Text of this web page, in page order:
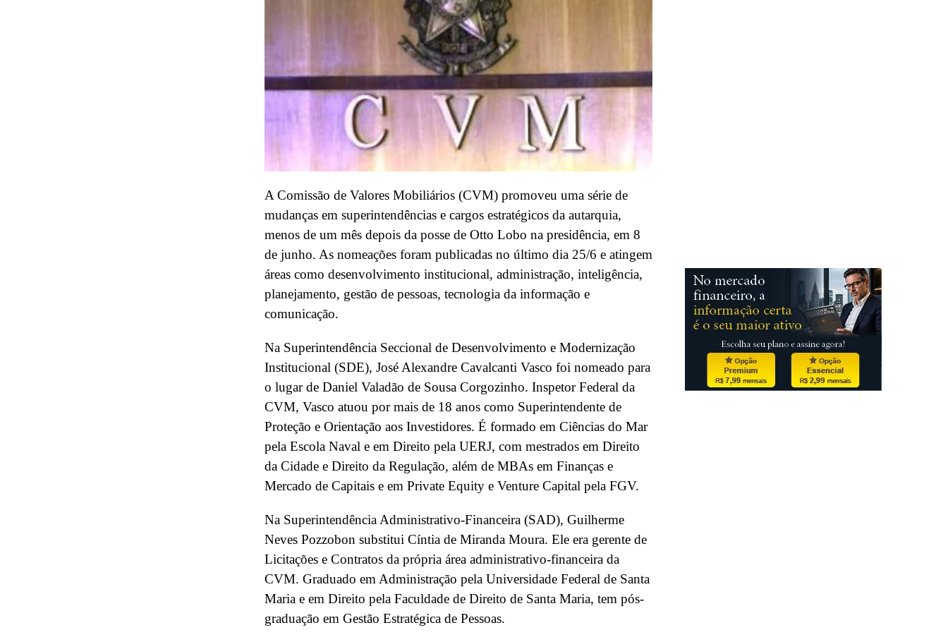
A Comissão de Valores Mobiliários (CVM) promoveu uma série de
mudanças em superintendências e cargos estratégicos da autarquia,
menos de um mês depois da posse de Otto Lobo na presidência, em 8
de junho. As nomeações foram publicadas no último dia 25/6 e atingem
áreas como desenvolvimento institucional, administração, inteligência,
planejamento, gestão de pessoas, tecnologia da informação e
comunicação.
Na Superintendência Seccional de Desenvolvimento e Modernização
Institucional (SDE), José Alexandre Cavalcanti Vasco foi nomeado para
o lugar de Daniel Valadão de Sousa Corgozinho. Inspetor Federal da
CVM, Vasco atuou por mais de 18 anos como Superintendente de
Proteção e Orientação aos Investidores. É formado em Ciências do Mar
pela Escola Naval e em Direito pela UERJ, com mestrados em Direito
da Cidade e Direito da Regulação, além de MBAs em Finanças e
Mercado de Capitais e em Private Equity e Venture Capital pela FGV.
Na Superintendência Administrativo-Financeira (SAD), Guilherme
Neves Pozzobon substitui Cíntia de Miranda Moura. Ele era gerente de
Licitações e Contratos da própria área administrativo-financeira da
CVM. Graduado em Administração pela Universidade Federal de Santa
Maria e em Direito pela Faculdade de Direito de Santa Maria, tem pós-
graduação em Gestão Estratégica de Pessoas.